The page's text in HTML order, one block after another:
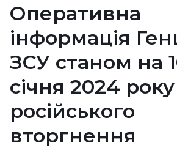
Оперативна
інформація
ЗСУ станом на
січня 2024
російського
вторгнення